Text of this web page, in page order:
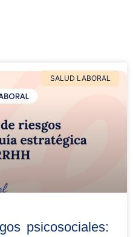
SALUD LABORAL
psicosociales: